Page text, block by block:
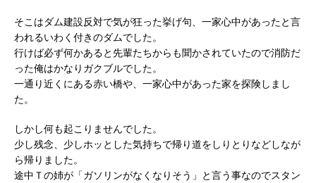
そこはダム建設反対で気が狂った挙げ句、一家心中があったと言
われるいわく付きのダムでした。
行けば必ず何かあると先輩たちからも聞かされていたので消防だ
った俺はかなりガクブルでした。
一通り近くにある赤い橋や、一家心中があった家を探険しまし
た。
しかし何も起こりませんでした。
少し残念、少しホッとした気持ちで帰り道をしりとりなどしなが
ら帰りました。
途中Ｔの姉が「ガソリンがなくなりそう」と言う事なのでスタン